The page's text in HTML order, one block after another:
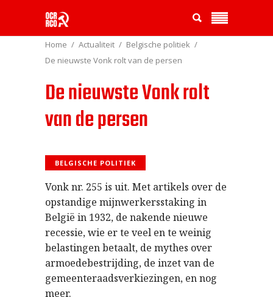
Home Actualiteit
Belgische politiek
De nieuwste Vonk rolt van de persen
De nieuwste Vonk rolt
van de persen
BELGISCHE POLITIEK
Vonk nr. 255 is uit. Met artikels over de
opstandige mijnwerkersstaking in
België in 1932, de nakende nieuwe
recessie, wie er te veel en te weinig
belastingen betaalt, de mythes over
armoedebestrijding, de inzet van de
gemeenteraadsverkiezingen, en nog
meer.